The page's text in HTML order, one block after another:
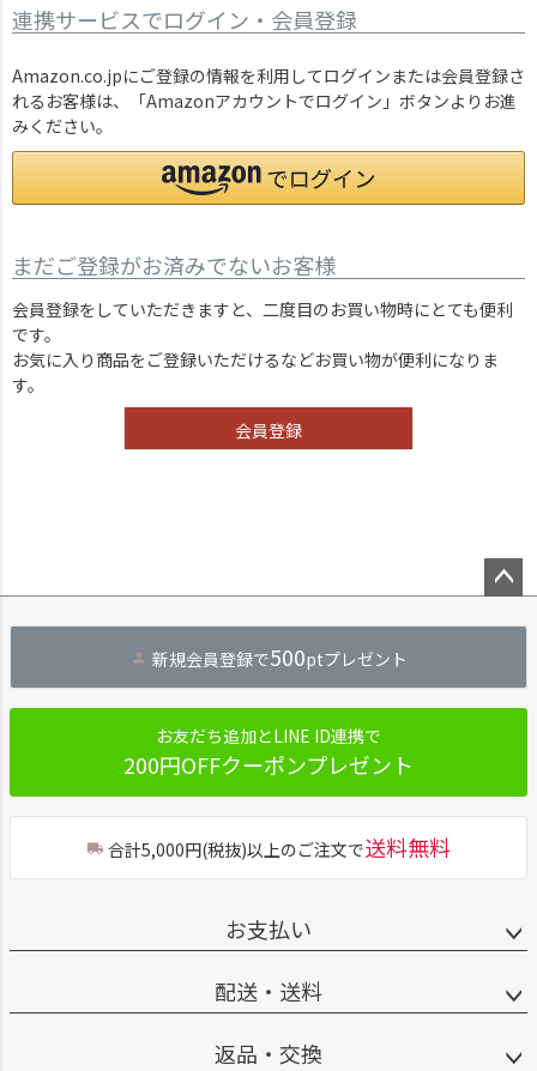
連携サービスでログイン・会員登録
Amazon.co.jpにご登録の情報を利用してログインまたは会員登録さ
れるお客様は、「Amazonアカウントでログイン」ボタンよりお進
みください。
まだご登録がお済みでないお客様
会員登録をしていただきますと、二度目のお買い物時にとても便利
です。
お気に入り商品をご登録いただけるなどお買い物が便利になりま
す。
会員登録
へ
新規会員登録で500ptプレゼント
お友だち追加とLINE ID連携で
200円OFFクーポンプレゼント
合計5,000円(税抜)以上のご注文で送料無料
お支払い
配送・送料
返品・交換